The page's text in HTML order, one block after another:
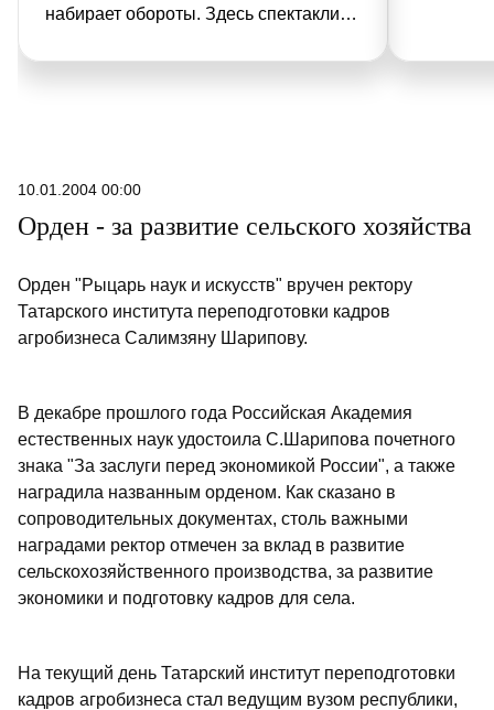
набирает обороты. Здесь спектакли
привычных декораций –
10.01.2004 00:00
Орден - за развитие сельского хозяйства
Орден "Рыцарь наук и искусств" вручен ректору
Татарского института переподготовки кадров
агробизнеса Салимзяну Шарипову.
В декабре прошлого года Российская Академия
естественных наук удостоила С.Шарипова почетного
знака "За заслуги перед экономикой России", а также
наградила названным орденом. Как сказано в
сопроводительных документах, столь важными
наградами ректор отмечен за вклад в развитие
сельскохозяйственного производства, за развитие
экономики и подготовку кадров для села.
На текущий день Татарский институт переподготовки
кадров агробизнеса стал ведущим вузом республики,